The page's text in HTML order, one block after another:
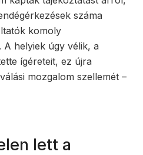
száma
komoly
A helyiek úgy vélik, a
ígéreteit, ez újra
mozgalom szellemét –
lett a